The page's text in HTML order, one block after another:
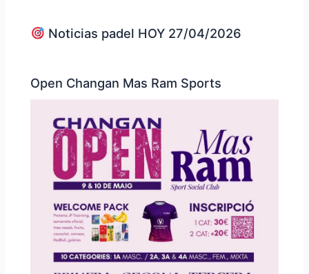
Noticias padel HOY 27/04/2026
Open Changan Mas Ram Sports